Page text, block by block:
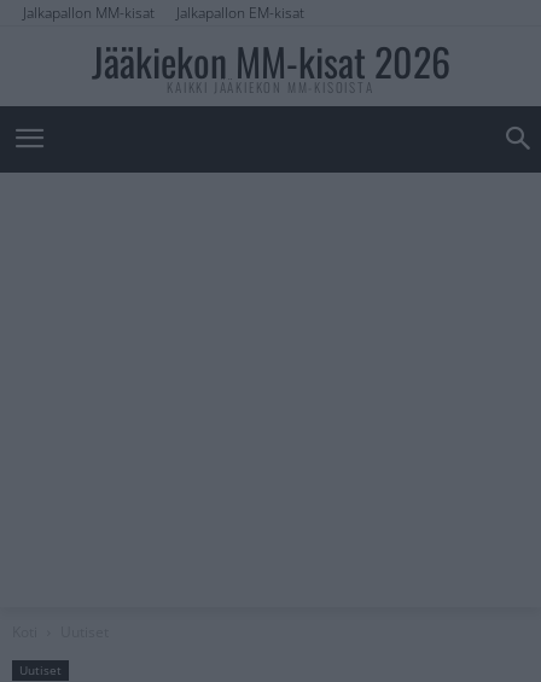
Jalkapallon MM-kisat Jalkapallon EM-kisat
Jääkiekon MM-kisat 2026
KAIKKI JÄÄKIEKON MM-KISOISTA
Uutiset